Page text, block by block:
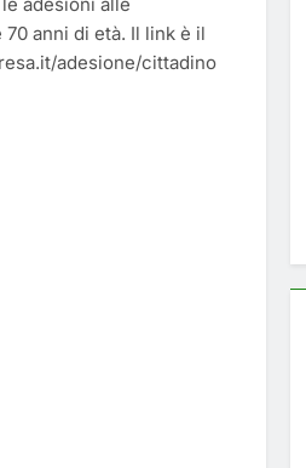
anni di età. Il link è il
adesione/cittadino